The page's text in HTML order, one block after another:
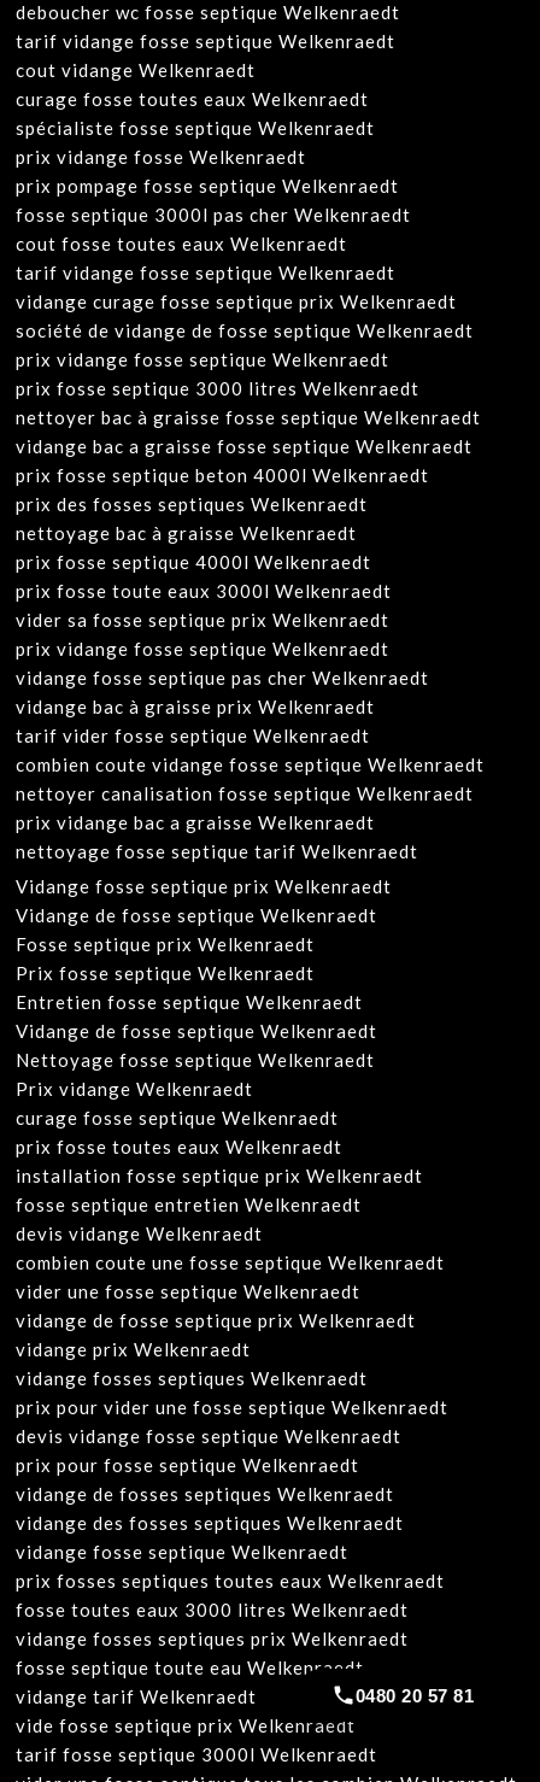
deboucher wc fosse septique Welkenraedt
tarif vidange fosse septique Welkenraedt
cout vidange Welkenraedt
curage fosse toutes eaux Welkenraedt
spécialiste fosse septique Welkenraedt
prix vidange fosse Welkenraedt
prix pompage fosse septique Welkenraedt
fosse septique 3000l pas cher Welkenraedt
cout fosse toutes eaux Welkenraedt
tarif vidange fosse septique Welkenraedt
vidange curage fosse septique prix Welkenraedt
société de vidange de fosse septique Welkenraedt
prix vidange fosse septique Welkenraedt
prix fosse septique 3000 litres Welkenraedt
nettoyer bac à graisse fosse septique Welkenraedt
vidange bac a graisse fosse septique Welkenraedt
prix fosse septique beton 4000l Welkenraedt
prix des fosses septiques Welkenraedt
nettoyage bac à graisse Welkenraedt
prix fosse septique 4000l Welkenraedt
prix fosse toute eaux 3000l Welkenraedt
vider sa fosse septique prix Welkenraedt
prix vidange fosse septique Welkenraedt
vidange fosse septique pas cher Welkenraedt
vidange bac à graisse prix Welkenraedt
tarif vider fosse septique Welkenraedt
combien coute vidange fosse septique Welkenraedt
nettoyer canalisation fosse septique Welkenraedt
prix vidange bac a graisse Welkenraedt
nettoyage fosse septique tarif Welkenraedt
Vidange fosse septique prix Welkenraedt
Vidange de fosse septique Welkenraedt
Fosse septique prix Welkenraedt
Prix fosse septique Welkenraedt
Entretien fosse septique Welkenraedt
Vidange de fosse septique Welkenraedt
Nettoyage fosse septique Welkenraedt
Prix vidange Welkenraedt
curage fosse septique Welkenraedt
prix fosse toutes eaux Welkenraedt
installation fosse septique prix Welkenraedt
fosse septique entretien Welkenraedt
devis vidange Welkenraedt
combien coute une fosse septique Welkenraedt
vider une fosse septique Welkenraedt
vidange de fosse septique prix Welkenraedt
vidange prix Welkenraedt
vidange fosses septiques Welkenraedt
prix pour vider une fosse septique Welkenraedt
devis vidange fosse septique Welkenraedt
prix pour fosse septique Welkenraedt
vidange de fosses septiques Welkenraedt
vidange des fosses septiques Welkenraedt
vidange fosse septique Welkenraedt
prix fosses septiques toutes eaux Welkenraedt
fosse toutes eaux 3000 litres Welkenraedt
vidange fosses septiques prix Welkenraedt
fosse septique toute eau Welkenraedt
vidange tarif Welkenraedt
vide fosse septique prix Welkenraedt
tarif fosse septique 3000l Welkenraedt
0480 20 57 81